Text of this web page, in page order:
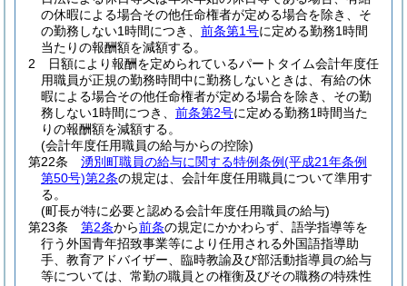
の休暇による場合その他任命権者が定める場合を除き、そ
の勤務しない1時間につき、 前条第1号に定める勤務1時間
当たりの報酬額を減額する。
2
日額により報酬を定められているパートタイム会計年度任
用職員が正規の勤務時間中に勤務しないときは、有給の休
暇による場合その他任命権者が定める場合を除き、その勤
務しない1時間につき、 前条第2号に定める勤務1時間当た
りの報酬額を減額する。
(会計年度任用職員の給与からの控除)
第22条
湧別町職員の給与に関する特例条例(平成21年条例
第50号)第2条の規定は、会計年度任用職員について準用す
る。
(町長が特に必要と認める会計年度任用職員の給与)
第23条
第2条から前条の規定にかかわらず、語学指導等を
行う外国青年招致事業等により任用される外国語指導助
手、教育アドバイザー、臨時教諭及び部活動指導員の給与
等については、常勤の職員との権衡及びその職務の特殊性